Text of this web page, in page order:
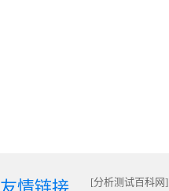
[分析测试百科网]